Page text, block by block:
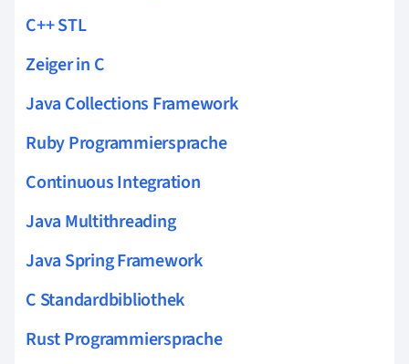
C++ STL
Zeiger in C
Java Collections Framework
Ruby Programmiersprache
Continuous Integration
Java Multithreading
Java Spring Framework
C Standardbibliothek
Rust Programmiersprache